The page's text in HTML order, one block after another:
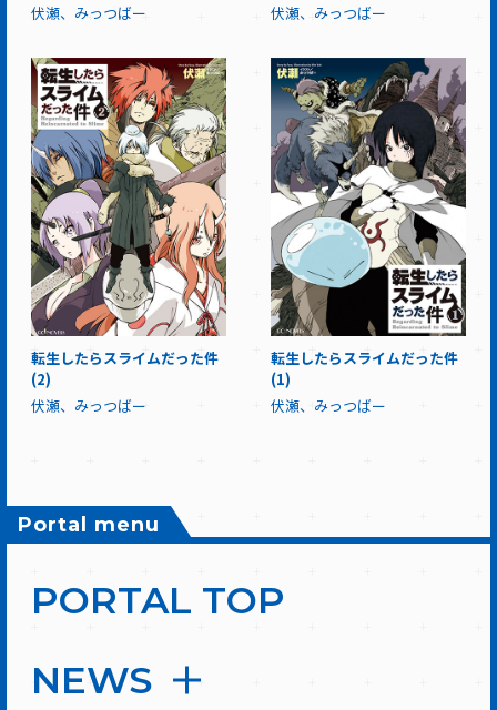
伏瀬、みっつばー
伏瀬、みっつばー
転生したらスライムだった件
(2)
伏瀬、みっつばー
転生したらスライムだった件
(1)
伏瀬、みっつばー
Portal menu
PORTAL TOP
NEWS